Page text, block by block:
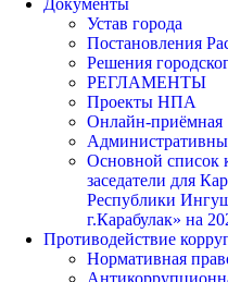
Устав города
Постановления
Решения
РЕГЛАМЕНТЫ
Проекты НПА
Онлайн-приёмная
Основной список
заседатели для
Республики
г.Карабулак» на
Противодействие
Нормативная